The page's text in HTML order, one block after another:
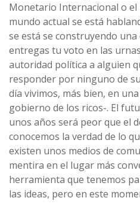
Monetario Internacional o el
mundo actual se está
se está se construyendo una
entregas tu voto en las
autoridad polí­tica a alguien
responder por ninguno de
dí­a vivimos, más bien, en
gobierno de los ricos-. El
unos años será peor que el
conocemos la verdad de lo
existen unos medios de
mentira en el lugar más
herramienta que tenemos
las ideas, pero en este